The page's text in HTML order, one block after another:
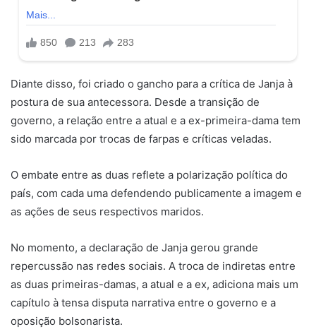
Diante disso, foi criado o gancho para a crítica de Janja à
postura de sua antecessora. Desde a transição de
governo, a relação entre a atual e a ex-primeira-dama tem
sido marcada por trocas de farpas e críticas veladas.
O embate entre as duas reflete a polarização política do
país, com cada uma defendendo publicamente a imagem e
as ações de seus respectivos maridos.
No momento, a declaração de Janja gerou grande
repercussão nas redes sociais. A troca de indiretas entre
as duas primeiras-damas, a atual e a ex, adiciona mais um
capítulo à tensa disputa narrativa entre o governo e a
oposição bolsonarista.